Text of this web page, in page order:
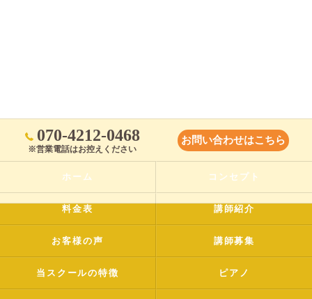
070-4212-0468
※営業電話はお控えください
お問い合わせはこちら
ホーム コンセプト
料金表 講師紹介
お客様の声 講師募集
当スクールの特徴 ピアノ